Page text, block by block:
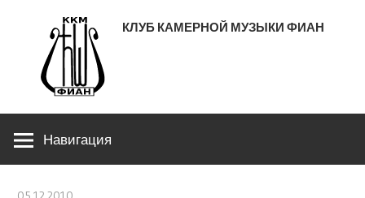
содержимому
КЛУБ КАМЕРНОЙ МУЗЫКИ ФИАН
ЛЕНИНСКИЙ ПРОСПЕКТ 53
Навигация